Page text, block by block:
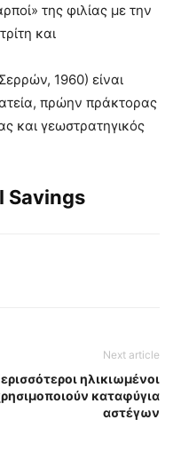
της φιλίας με την
και
1960) είναι
πρώην πράκτορας
και γεωστρατηγικός
Savings
Next article
ηλικιωμένοι
καταφύγια
αστέγων